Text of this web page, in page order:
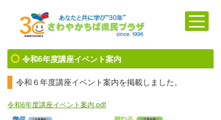
令和6年度講座イベント案内
令和６年度講座イベント案内を掲載しました。
令和6年度講座イベント案内.pdf